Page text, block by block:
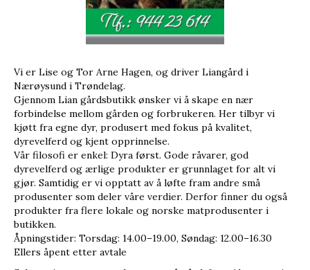
Vi er Lise og Tor Arne Hagen, og driver Liangård i
Nærøysund i Trøndelag.
Gjennom Lian gårdsbutikk ønsker vi å skape en nær
forbindelse mellom gården og forbrukeren. Her tilbyr vi
kjøtt fra egne dyr, produsert med fokus på kvalitet,
dyrevelferd og kjent opprinnelse.
Vår filosofi er enkel: Dyra først. Gode råvarer, god
dyrevelferd og ærlige produkter er grunnlaget for alt vi
gjør. Samtidig er vi opptatt av å løfte fram andre små
produsenter som deler våre verdier. Derfor finner du også
produkter fra flere lokale og norske matprodusenter i
butikken.
Åpningstider: Torsdag: 14.00–19.00, Søndag: 12.00–16.30
Ellers åpent etter avtale